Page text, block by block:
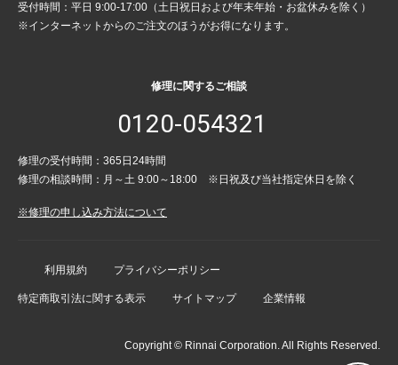
受付時間：平日 9:00-17:00（土日祝日および年末年始・お盆休みを除く）
※インターネットからのご注文のほうがお得になります。
修理に関するご相談
0120-054321
修理の受付時間：365日24時間
修理の相談時間：月～土 9:00～18:00 ※日祝及び当社指定休日を除く
※修理の申し込み方法について
利用規約 プライバシーポリシー
特定商取引法に関する表示 サイトマップ 企業情報
Copyright © Rinnai Corporation. All Rights Reserved.